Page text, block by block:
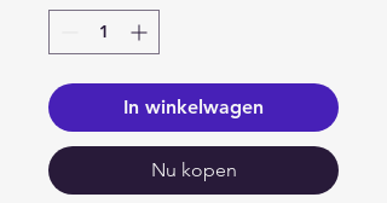
In winkelwagen
Nu kopen